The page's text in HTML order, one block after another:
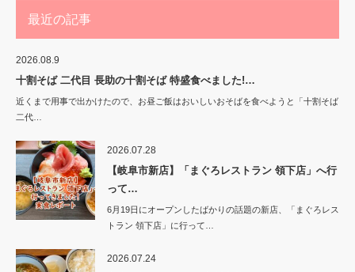
最近の記事
2026.08.9
十割そば 二代目 長助の十割そば 特盛食べました!…
近くまで用事で出かけたので、お昼ご飯はおいしいおそばを食べようと「十割そば
二代…
2026.07.28
【岐阜市新店】「まぐろレストラン 領下店」へ行
って…
6月19日にオープンしたばかりの話題の新店、「まぐろレス
トラン 領下店」に行って…
2026.07.24